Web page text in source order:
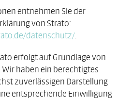
entnehmen Sie der
von Strato:
datenschutz/.
erfolgt auf Grundlage von
Wir haben ein berechtigtes
zuverlässigen Darstellung
entsprechende Einwilligung